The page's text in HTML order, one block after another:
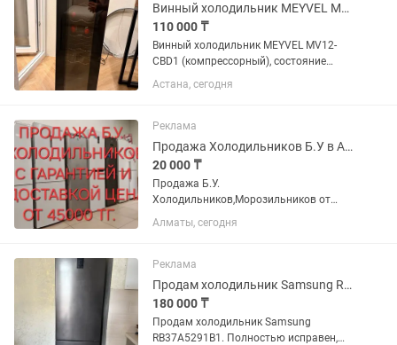
Винный холодильник MEYVEL MV12-CBD1
110 000 ₸
Винный холодильник MEYVEL MV12-
CBD1 (компрессорный), состояние
нового Продам компрессорный
винный холодильник MEYVEL MV12-
использовался очень редко.
Состояние...
Астана, сегодня
Реклама
Продажа Холодильников Б.У в Алматы с доставкой, И гарантией
20 000 ₸
Продажа Б.У.
Холодильников,Морозильников от
45000 тг. В Зависимости от марки
холодильника и внешнему состоянию.
выбирайте договоримся.
Алматы, сегодня
Реклама
Продам холодильник Samsung RB37A5291B1, No Frost
180 000 ₸
Продам холодильник Samsung
RB37A5291B1. Полностью исправен,